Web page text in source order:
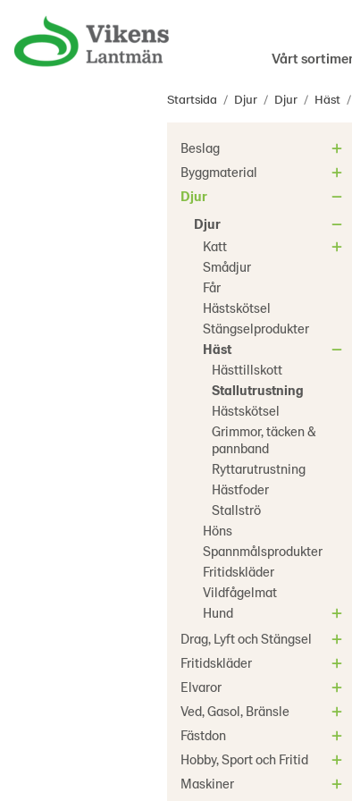
Vårt
Startsida / Djur / Djur / Häst /
Beslag
Byggmaterial
Djur
Djur
Katt
Smådjur
Får
Hästskötsel
Stängselprodukter
Häst
Hästtillskott
Stallutrustning
Hästskötsel
Grimmor, täcken &
pannband
Ryttarutrustning
Hästfoder
Stallströ
Höns
Spannmålsprodukter
Fritidskläder
Vildfågelmat
Hund
Drag, Lyft och Stängsel
Fritidskläder
Elvaror
Ved, Gasol, Bränsle
Fästdon
Hobby, Sport och Fritid
Maskiner